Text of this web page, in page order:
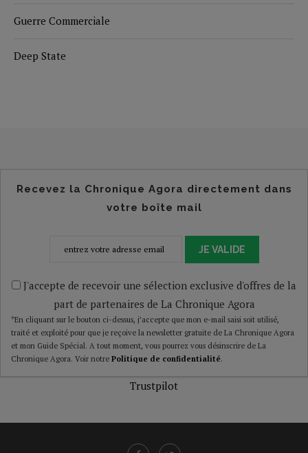
Guerre Commerciale
Deep State
Recevez la Chronique Agora directement dans
votre boîte mail
JE VALIDE
J'accepte de recevoir une sélection exclusive d'offres de la
part de partenaires de La Chronique Agora
*En cliquant sur le bouton ci-dessus, j’accepte que mon e-mail saisi soit utilisé,
traité et exploité pour que je reçoive la newsletter gratuite de La Chronique Agora
et mon Guide Spécial. A tout moment, vous pourrez vous désinscrire de La
Chronique Agora. Voir notre Politique de confidentialité.
Trustpilot